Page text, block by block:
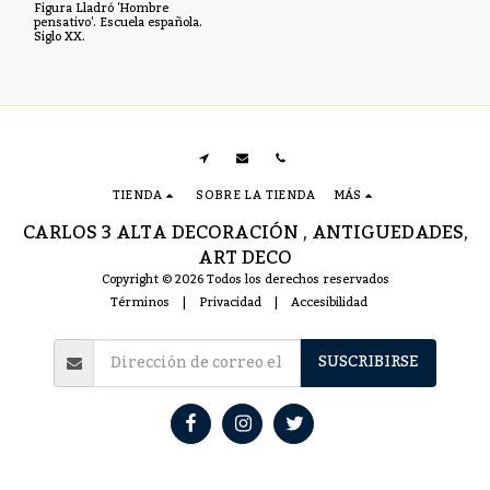
española. Siglo XX.
Figura Lladró 'Hombre
pensativo'. Escuela española.
Siglo XX.
CARLOS 3 ALTA DECORACIÓN , ANTIGUEDADES,
ART DECO
Copyright © 2026 Todos los derechos reservados
Términos | Privacidad| Accesibilidad
TIENDA SOBRE LA TIENDA MÁS
SUSCRIBIRSE